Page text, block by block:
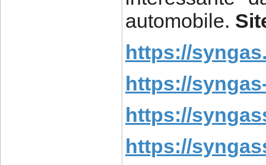
automobile.
https://
https://
https://
https://